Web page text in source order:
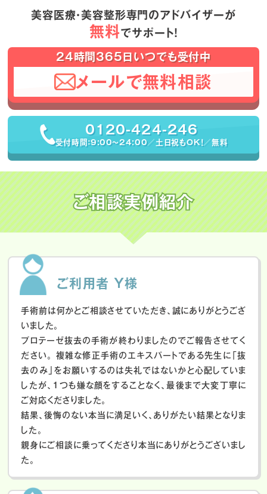
美容医療・美容整形専門のアドバイザーが
無料でサポート！
24時間365日いつでも受付中
メールで無料相談
0120-424-246
受付時間：9:00〜24:00／土日祝もOK！／無料
ご相談実例紹介
ご利用者 Y様
手術前は何かとご相談させていただき、誠にありがとうござ
いました。
プロテーゼ抜去の手術が終わりましたのでご報告させてく
ださい。
複雑な修正手術のエキスパートである先生に「抜
去のみ」をお願いするのは失礼ではないかと心配していま
したが、１つも嫌な顔をすることなく、最後まで大変丁寧に
ご対応くださりました。
結果、後悔のない本当に満足いく、ありがたい結果となりま
した。
親身にご相談に乗ってくださり本当にありがとうございまし
た。